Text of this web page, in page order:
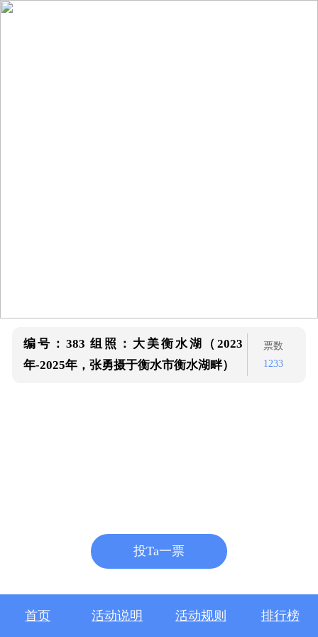
编号：383 组照：大美衡水湖（2023
年-2025年，张勇摄于衡水市衡水湖畔）
票数
1233
投Ta一票
首页 活动说明 活动规则 排行榜